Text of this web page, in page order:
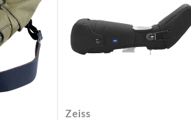
Zeiss